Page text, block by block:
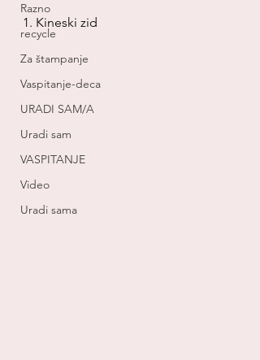
Razno
recycle
Za štampanje
Vaspitanje-deca
URADI SAM/A
Uradi sam
VASPITANJE
Video
Uradi sama
1. Kineski zid